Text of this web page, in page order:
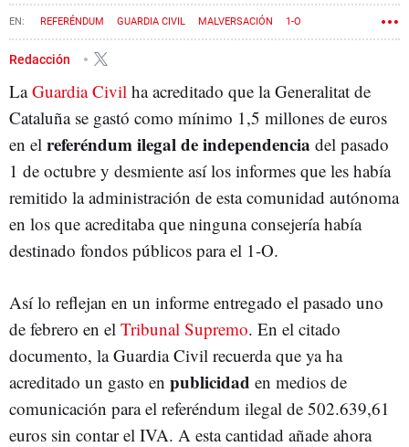
REFERÉNDUM GUARDIA CIVIL MALVERSACIÓN 1-O
Redacción
LaGuardia Civil ha acreditado que la Generalitat de
Cataluña se gastó como mínimo 1,5 millones de euros
en el referéndum ilegal de independencia del pasado
1 de octubre y desmiente así los informes que les había
remitido la administración de esta comunidad autónoma
en los que acreditaba que ninguna consejería había
destinado fondos públicos para el 1-O.
Así lo reflejan en un informe entregado el pasado uno
de febrero en el Tribunal Supremo. En el citado
documento, la Guardia Civil recuerda que ya ha
acreditado un gasto en publicidad en medios de
comunicación para el referéndum ilegal de 502.639,61
euros sin contar el IVA. A esta cantidad añade ahora